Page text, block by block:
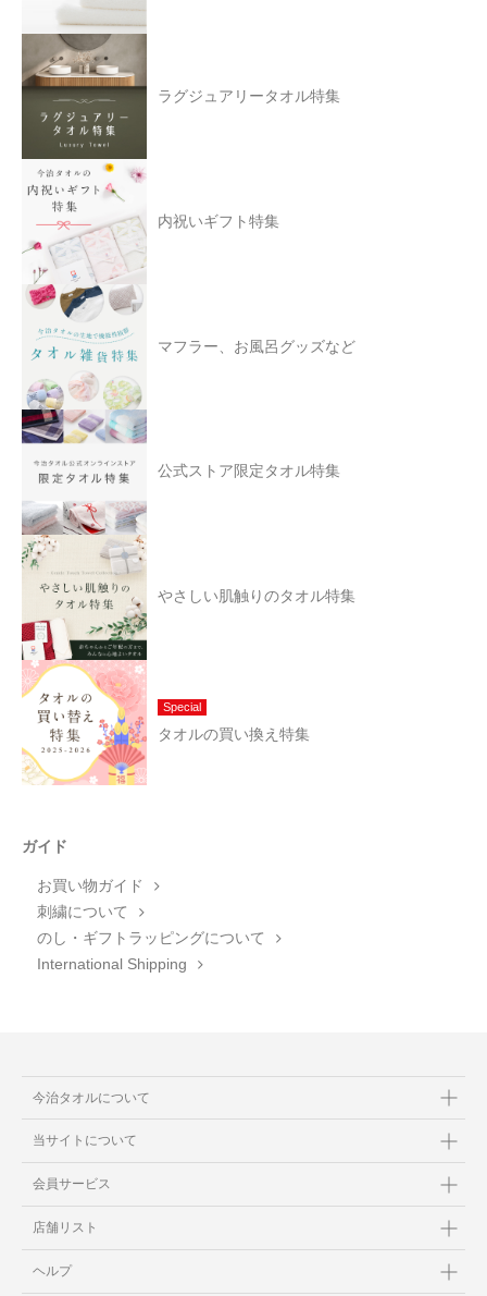
ラグジュアリータオル特集
内祝いギフト特集
マフラー、お風呂グッズなど
公式ストア限定タオル特集
やさしい肌触りのタオル特集
Special
タオルの買い換え特集
ガイド
お買い物ガイド
刺繍について
のし・ギフトラッピングについて
International Shipping
今治タオルについて
当サイトについて
会員サービス
店舗リスト
ヘルプ